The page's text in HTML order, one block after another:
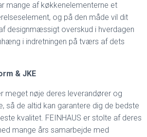
mange af køkkenelementerne et
og på den måde vil dit
designmæssigt overskud i hverdagen
i indretningen på tværs af dets
& JKE
meget nøje deres leverandører og
så de altid kan garantere dig de bedste
kvalitet. FEINHAUS er stolte af deres
mange års samarbejde med